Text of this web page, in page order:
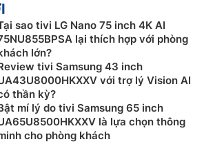
sao tivi LG Nano 75 inch 4K AI
lại thích hợp với phòng
lớn?
tivi Samsung 43 inch
với trợ lý Vision AI
thần kỳ?
mí lý do tivi Samsung 65 inch
là lựa chọn thông
cho phòng khách